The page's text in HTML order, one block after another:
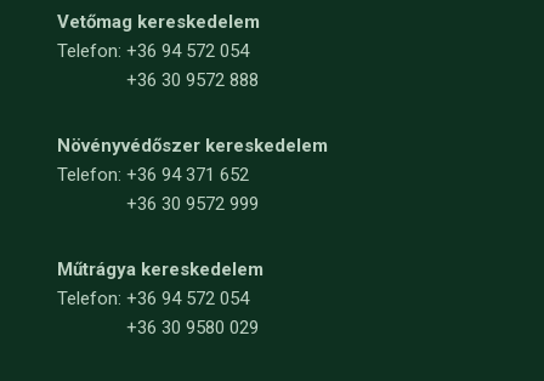
Vetőmag kereskedelem
Telefon: +36 94 572 054
+36 30 9572 888
Növényvédőszer kereskedelem
Telefon: +36 94 371 652
+36 30 9572 999
Műtrágya kereskedelem
Telefon: +36 94 572 054
+36 30 9580 029